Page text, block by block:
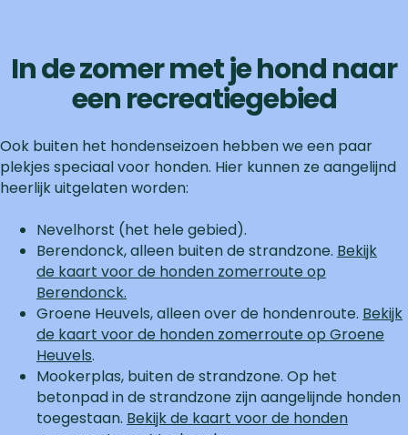
In de zomer met je hond naar
een recreatiegebied
Ook buiten het hondenseizoen hebben we een paar
plekjes speciaal voor honden. Hier kunnen ze aangelijnd
heerlijk uitgelaten worden:
Nevelhorst (het hele gebied).
​​Berendonck, alleen buiten de strandzone. Bekijk
de kaart voor de honden zomerroute op
Berendonck.
Groene Heuvels, alleen over de hondenroute. Bekijk
de kaart voor de honden zomerroute op Groene
Heuvels.
Mookerplas, buiten de strandzone. Op het
betonpad in de strandzone zijn aangelijnde honden
toegestaan. Bekijk de kaart voor de honden